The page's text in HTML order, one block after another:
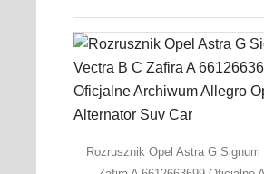
Rozrusznik Opel Astra G Signum